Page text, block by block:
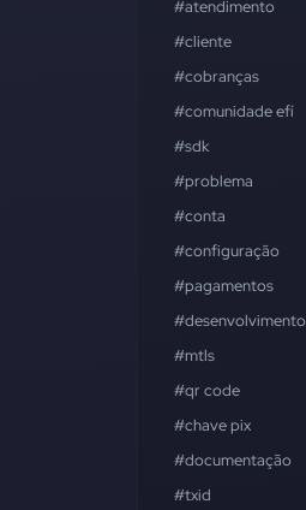
#atendimento
#cliente
#cobranças
#comunidade efí
#sdk
#problema
#conta
#configuração
#pagamentos
#desenvolvimento
#mtls
#qr code
#chave pix
#documentação
#txid